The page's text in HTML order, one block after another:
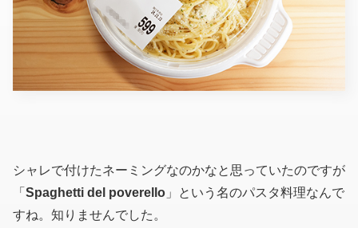
シャレで付けたネーミングなのかなと思っていたのですが
「 Spaghetti del poverello 」という名のパスタ料理なんで
すね。知りませんでした。